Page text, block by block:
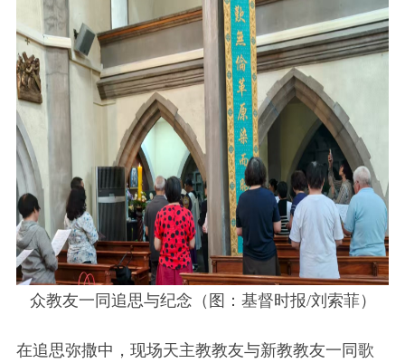
众教友一同追思与纪念（图：基督时报/刘索菲）
在追思弥撒中，现场天主教教友与新教教友一同歌